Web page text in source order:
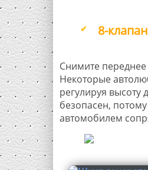
8-
Снимите переднее
Некоторые
регулируя высоту
безопасен,
автомобилем